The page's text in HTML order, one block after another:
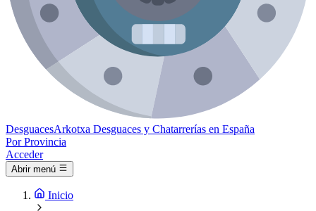
DesguacesArkotxa Desguaces y Chatarrerías en España
Por Provincia
Acceder
Abrir menú
Inicio